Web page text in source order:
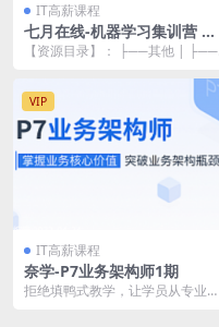
IT高薪课程
七月在线-机器学习集训营 第
九期
【资源目录】： ├──其他 | ├──
VIP
IT高薪课程
奈学-P7业务架构师1期
拒绝填鸭式教学，让学员从专业知